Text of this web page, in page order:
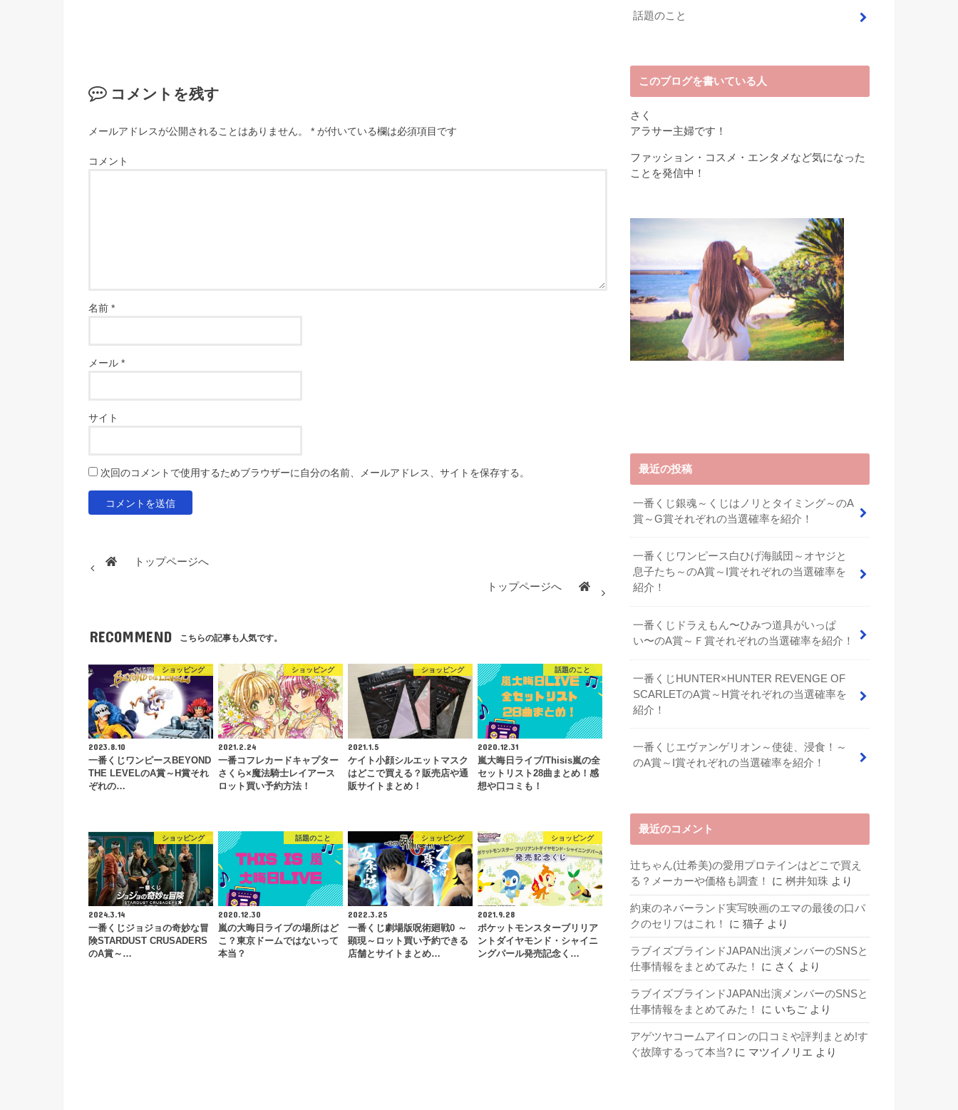
コメントを残す
メールアドレスが公開されることはありません。 * が付いている欄は必須項目です
コメント
名前 *
メール *
サイト
次回のコメントで使用するためブラウザーに自分の名前、メールアドレス、サイトを保存する。
トップページへ
トップページへ
RECOMMEND こちらの記事も人気です。
ショッピング
2023.8.10
一番くじワンピースBEYOND
THE LEVELのA賞～H賞それ
ぞれの…
ショッピング
2021.2.24
一番コフレカードキャプター
さくら×魔法騎士レイアース
ロット買い予約方法！
ショッピング
2021.1.5
ケイト小顔シルエットマスク
はどこで買える？販売店や通
販サイトまとめ！
話題のこと
2020.12.31
嵐大晦日ライブ/Thisis嵐の全
セットリスト28曲まとめ！感
想や口コミも！
ショッピング
2024.3.14
一番くじジョジョの奇妙な冒
険STARDUST CRUSADERS
のA賞～…
話題のこと
2020.12.30
嵐の大晦日ライブの場所はど
こ？東京ドームではないって
本当？
ショッピング
2022.3.25
一番くじ劇場版呪術廻戦0 ～
顕現～ロット買い予約できる
店舗とサイトまとめ…
ショッピング
2021.9.28
ポケットモンスターブリリア
ントダイヤモンド・シャイニ
ングパール発売記念く…
話題のこと
このブログを書いている人
さく
アラサー主婦です！
ファッション・コスメ・エンタメなど気になった
ことを発信中！
最近の投稿
一番くじ銀魂～くじはノリとタイミング～のA
賞～G賞それぞれの当選確率を紹介！
一番くじワンピース白ひげ海賊団～オヤジと
息子たち～のA賞～I賞それぞれの当選確率を
紹介！
⼀番くじドラえもん〜ひみつ道具がいっぱ
い〜のA賞～Ｆ賞それぞれの当選確率を紹介！
一番くじHUNTER×HUNTER REVENGE OF
SCARLETのA賞～H賞それぞれの当選確率を
紹介！
一番くじエヴァンゲリオン～使徒、浸食！～
のA賞～I賞それぞれの当選確率を紹介！
最近のコメント
辻ちゃん(辻希美)の愛用プロテインはどこで買え
る？メーカーや価格も調査！
に 桝井知珠 より
約束のネバーランド実写映画のエマの最後の口パ
クのセリフはこれ！
に 猫子 より
ラブイズブラインドJAPAN出演メンバーのSNSと
仕事情報をまとめてみた！
に さく より
ラブイズブラインドJAPAN出演メンバーのSNSと
仕事情報をまとめてみた！
に いちご より
アゲツヤコームアイロンの口コミや評判まとめ!す
ぐ故障するって本当? に マツイノリエ より